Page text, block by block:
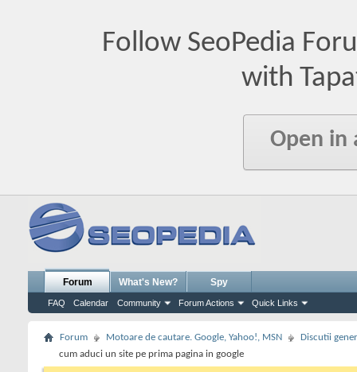
Follow SeoPedia
with
Open in
Forum
FAQ Calendar Community Forum Actions Quick Links
What's New? Spy
Forum Motoare de cautare. Google, Yahoo!, MSN
Discutii
cum aduci un site pe prima pagina in google